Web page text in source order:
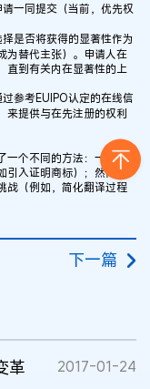
一同提交（当前，优先权
是否将获得的显著性作为
为替代主张）。申请人在
直到有关内在显著性的上
参考EUIPO认定的在线信
来提供与在先注册的权利
一个不同的方法：一方
入证明商标）；然而，
战（例如，简化翻译过程
下一篇
革 2017-01-24